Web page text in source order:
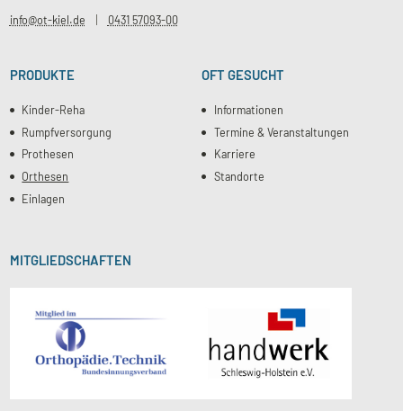
info@ot-kiel.de
0431 57093-00
PRODUKTE
Kinder-Reha
Rumpfversorgung
Prothesen
Orthesen
Einlagen
OFT GESUCHT
Informationen
Termine & Veranstaltungen
Karriere
Standorte
MITGLIEDSCHAFTEN